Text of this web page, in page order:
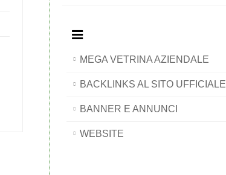
MEGA VETRINA AZIENDALE
BACKLINKS AL SITO UFFICIALE
BANNER E ANNUNCI
WEBSITE